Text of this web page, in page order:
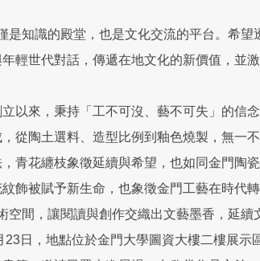
知識的殿堂，也是文化交流的平台。希望
輕世代對話，傳遞在地文化的新價值，並
以來，秉持「工不可沒、藝不可失」的信
從陶土選料、造型比例到釉色燒製，無一
青花纏枝象徵延續與希望，也如同金門陶
飾被賦予新生命，也象徵金門工藝在時代轉
間，讓閱讀與創作交織出文藝墨香，延續
日，地點位於金門大學圖資大樓二樓展示